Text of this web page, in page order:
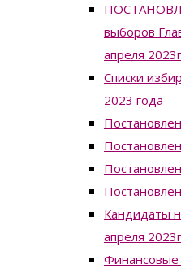
выборов
апреля
Списки
2023 года
Кандидаты
апреля
Финансовые